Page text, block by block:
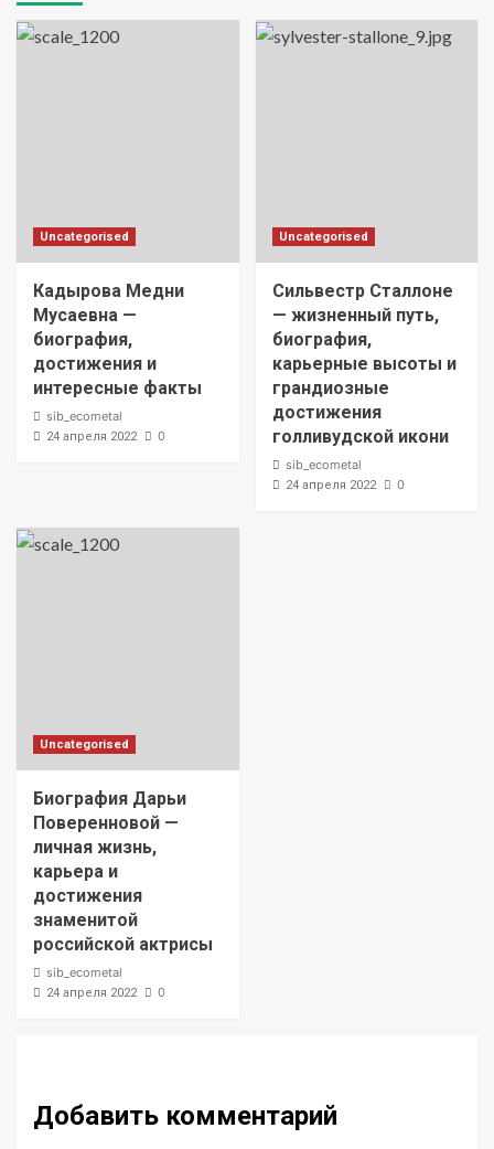
Uncategorised
Кадырова Медни
Мусаевна —
биография,
достижения и
интересные факты
sib_ecometal
24 апреля 2022 0
Uncategorised
Сильвестр Сталлоне
— жизненный путь,
биография,
карьерные высоты и
грандиозные
достижения
голливудской икони
sib_ecometal
24 апреля 2022 0
Uncategorised
Биография Дарьи
Поверенновой —
личная жизнь,
карьера и
достижения
знаменитой
российской актрисы
sib_ecometal
24 апреля 2022 0
Добавить комментарий